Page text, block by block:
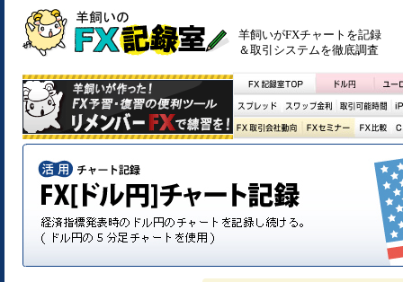
羊飼いがFXチャートを記録
＆取引システムを徹底調査